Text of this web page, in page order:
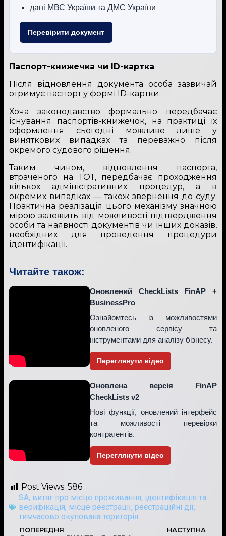
дані МВС України та ДМС України
Перевірити документ
Паспорт-книжечка чи ID-картка
Після відновлення документа особа зазвичай
отримує паспорт у формі ID-картки.
Хоча законодавство формально передбачає
існування паспортів-книжечок, на практиці їх
оформлення сьогодні можливе лише у
виняткових випадках та переважно після
окремого судового рішення.
Таким чином, відновлення паспорта,
втраченого на ТОТ, передбачає проходження
кількох адміністративних процедур, а в
окремих випадках — також звернення до суду.
Практична реалізація цього механізму значною
мірою залежить від можливості підтвердження
особи та наявності документів чи інших доказів,
необхідних для проведення процедури
ідентифікації.
Читайте також:
Оновлений CheckLists FinAP +
BusinessPro
Ознайомтесь із можливостями
оновленого сервісу та
інструментами для аналізу бізнесу.
Переглянути відео
Оновлена версія FinAP
CheckLists v2
Нові функції, оновлений інтерфейс
та можливості перевірки
контрагентів.
Переглянути відео
Post Views: 586
SA, витяг про місце проживання, ідентифікація та
верифікація, місце реєстрації, реєстраційні дії,
тимчасово окупована територія
ПОПЕРЕДНЯ
НАСТУПНА